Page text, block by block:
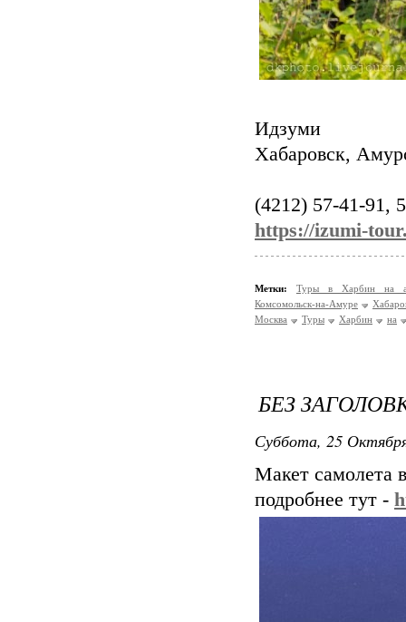
Идзуми
Хабаровск,
(4212) 57-41-91,
https://izumi-
Метки:
Туры в Харбин на
Комсомольск-на-Амуре
Москва
Туры Харбин на
БЕЗ
Суббота, 25
Макет самолета
подробнее тут -